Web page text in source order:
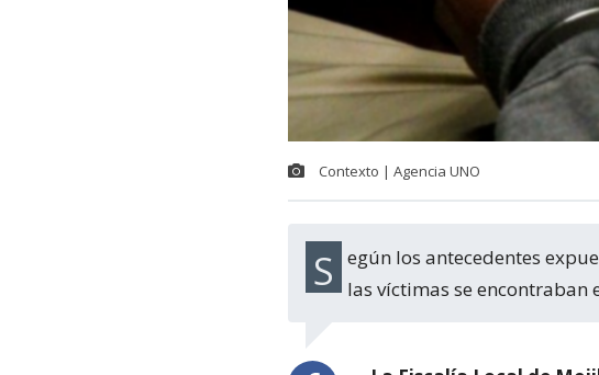
Contexto | Agencia UNO
Según los antecedentes expuestos esta tarde en audiencia formalización, mientras las víctimas se